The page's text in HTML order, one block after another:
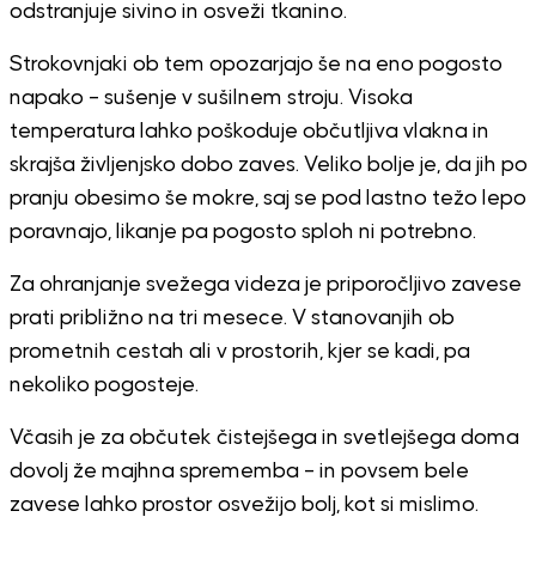
odstranjuje sivino in osveži tkanino.
Strokovnjaki ob tem opozarjajo še na eno pogosto
napako – sušenje v sušilnem stroju. Visoka
temperatura lahko poškoduje občutljiva vlakna in
skrajša življenjsko dobo zaves. Veliko bolje je, da jih po
pranju obesimo še mokre, saj se pod lastno težo lepo
poravnajo, likanje pa pogosto sploh ni potrebno.
Za ohranjanje svežega videza je priporočljivo zavese
prati približno na tri mesece. V stanovanjih ob
prometnih cestah ali v prostorih, kjer se kadi, pa
nekoliko pogosteje.
Včasih je za občutek čistejšega in svetlejšega doma
dovolj že majhna sprememba – in povsem bele
zavese lahko prostor osvežijo bolj, kot si mislimo.